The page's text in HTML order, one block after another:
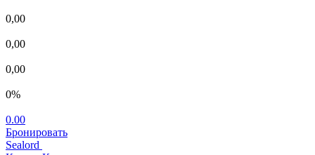
0,00
0,00
0,00
0%
0.00
Бронировать
Sealord